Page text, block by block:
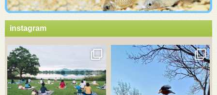
instagram
3月 18